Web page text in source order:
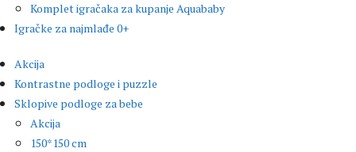
Komplet igračaka za kupanje Aquababy
Igračke za najmlađe 0+
Akcija
Kontrastne podloge i puzzle
Sklopive podloge za bebe
Akcija
150*150 cm